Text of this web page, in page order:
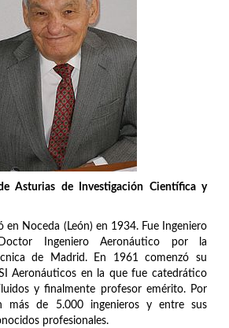
Asturias de Investigación Científica y
en Noceda (León) en 1934. Fue Ingeniero
Ingeniero Aeronáutico por la
de Madrid. En 1961 comenzó su
Aeronáuticos en la que fue catedrático
y finalmente profesor emérito. Por
más de 5.000 ingenieros y entre sus
profesionales.